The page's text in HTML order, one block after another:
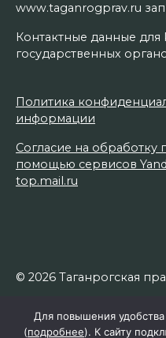
www.taganrogprav.ru
Контактные данные
государственных
Политика
информации
Согласие на обработку
помощью сервисов
top.mail.ru
© 2026 Таганрогская
Для повышения
(подробнее). К сайту